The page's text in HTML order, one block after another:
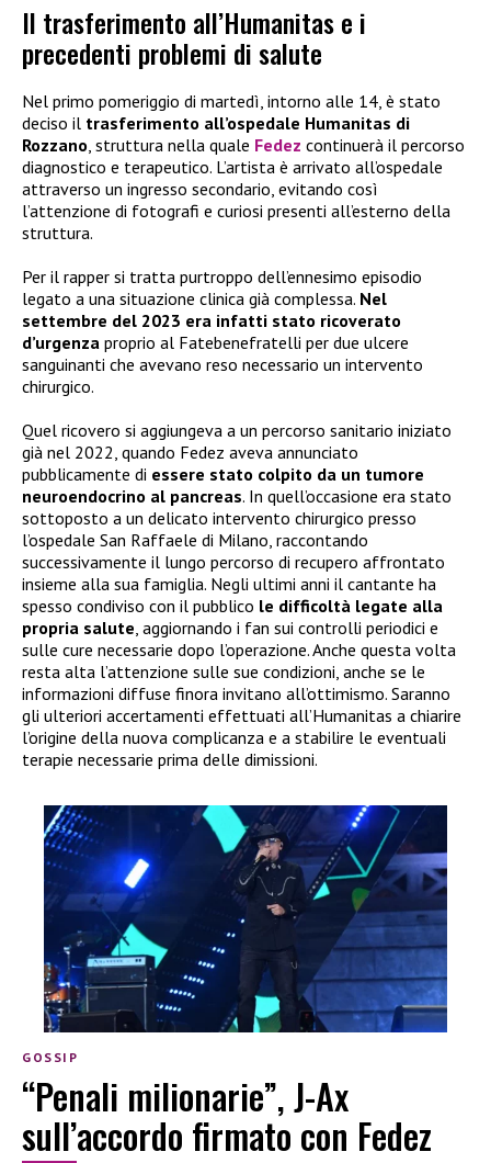
Il trasferimento all’Humanitas e i
precedenti problemi di salute
Nel primo pomeriggio di martedì, intorno alle 14, è stato
deciso il trasferimento all’ospedale Humanitas di
Rozzano , struttura nella quale Fedez continuerà il percorso
diagnostico e terapeutico. L’artista è arrivato all’ospedale
attraverso un ingresso secondario, evitando così
l’attenzione di fotografi e curiosi presenti all’esterno della
struttura.
Per il rapper si tratta purtroppo dell’ennesimo episodio
legato a una situazione clinica già complessa. Nel
settembre del 2023 era infatti stato ricoverato
d’urgenza proprio al Fatebenefratelli per due ulcere
sanguinanti che avevano reso necessario un intervento
chirurgico.
Quel ricovero si aggiungeva a un percorso sanitario iniziato
già nel 2022, quando Fedez aveva annunciato
pubblicamente di essere stato colpito da un tumore
neuroendocrino al pancreas. In quell’occasione era stato
sottoposto a un delicato intervento chirurgico presso
l’ospedale San Raffaele di Milano, raccontando
successivamente il lungo percorso di recupero affrontato
insieme alla sua famiglia. Negli ultimi anni il cantante ha
spesso condiviso con il pubblico le difficoltà legate alla
propria salute , aggiornando i fan sui controlli periodici e
sulle cure necessarie dopo l’operazione. Anche questa volta
resta alta l’attenzione sulle sue condizioni, anche se le
informazioni diffuse finora invitano all’ottimismo. Saranno
gli ulteriori accertamenti effettuati all’Humanitas a chiarire
l’origine della nuova complicanza e a stabilire le eventuali
terapie necessarie prima delle dimissioni.
GOSSIP
“Penali milionarie”, J-Ax
sull’accordo firmato con Fedez